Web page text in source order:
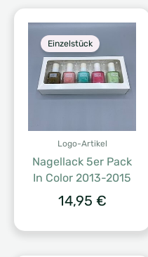
Einzelstück
Logo-Artikel
Nagellack 5er Pack
In Color 2013-2015
14,95 €